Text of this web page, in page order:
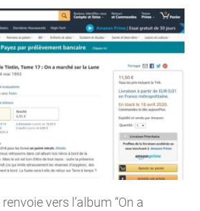
vers l’album “On a